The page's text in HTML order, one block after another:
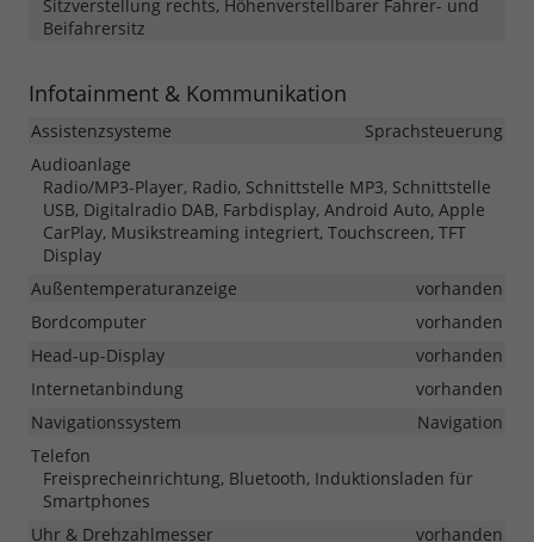
Sitzverstellung rechts, Höhenverstellbarer Fahrer- und
Beifahrersitz
Infotainment & Kommunikation
Assistenzsysteme
Sprachsteuerung
Audioanlage
Radio/MP3-Player, Radio, Schnittstelle MP3, Schnittstelle
USB, Digitalradio DAB, Farbdisplay, Android Auto, Apple
CarPlay, Musikstreaming integriert, Touchscreen, TFT
Display
Außentemperaturanzeige
vorhanden
Bordcomputer
vorhanden
Head-up-Display
vorhanden
Internetanbindung
vorhanden
Navigationssystem
Navigation
Telefon
Freisprecheinrichtung, Bluetooth, Induktionsladen für
Smartphones
Uhr & Drehzahlmesser
vorhanden